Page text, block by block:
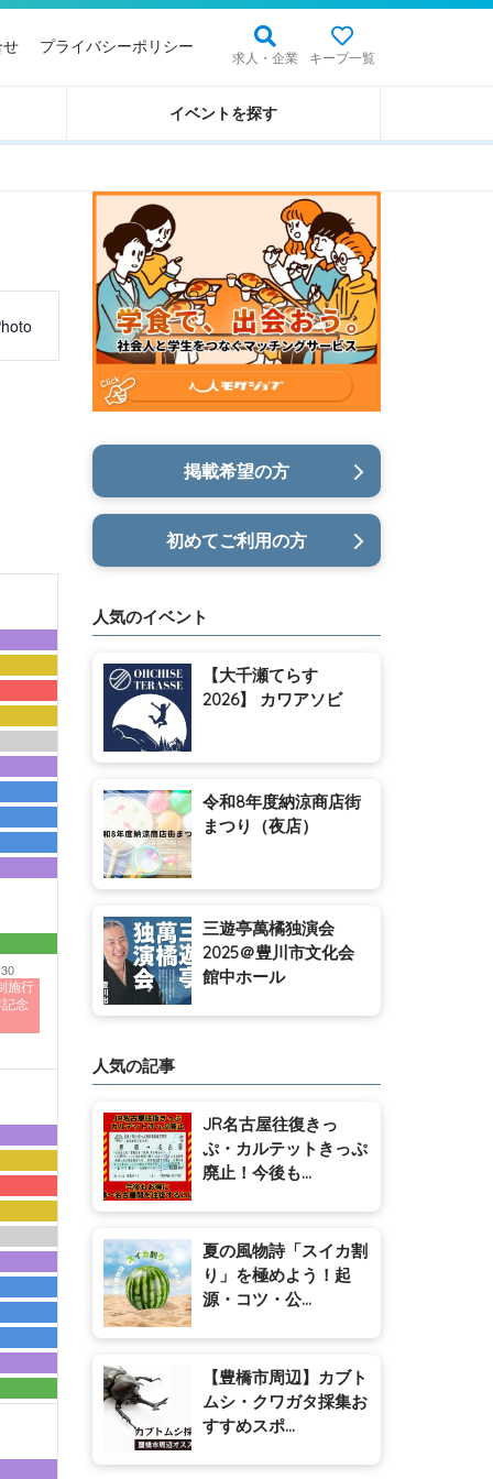
求人・企業 キープ一覧
せ プライバシーポリシー
イベントを探す
施行
念
掲載希望の方
初めてご利用の方
人気のイベント
【大千瀬てらす
2026】 カワアソビ
令和8年度納涼商店街
まつり（夜店）
三遊亭萬橘独演会
2025＠豊川市文化会
館中ホール
人気の記事
JR名古屋往復きっ
ぷ・カルテットきっぷ
廃止！今後も...
夏の風物詩「スイカ割
り」を極めよう！起
源・コツ・公...
【豊橋市周辺】カブト
ムシ・クワガタ採集お
すすめスポ...